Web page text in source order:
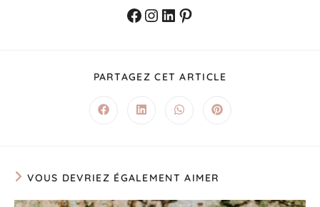
PARTAGEZ CET ARTICLE
VOUS DEVRIEZ ÉGALEMENT AIMER